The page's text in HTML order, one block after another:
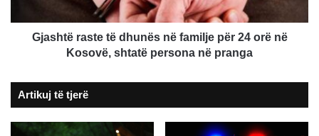
orë
persona
në
pranga
Gjashtë raste të dhunës në familje për 24 orë në
Kosovë, shtatë persona në pranga
Artikuj të tjerë